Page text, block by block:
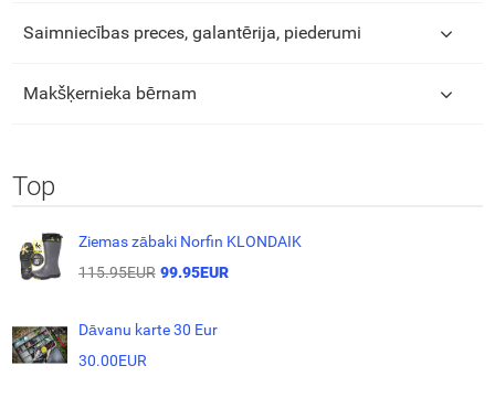
Saimniecības preces, galantērija, piederumi
Makšķernieka bērnam
Top
Ziemas zābaki Norfin KLONDAIK
115.95EUR 99.95EUR
Dāvanu karte 30 Eur
30.00EUR